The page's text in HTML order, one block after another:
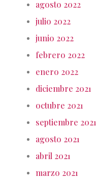
agosto 2022
julio 2022
junio 2022
febrero 2022
enero 2022
diciembre 2021
octubre 2021
septiembre 2021
agosto 2021
abril 2021
marzo 2021